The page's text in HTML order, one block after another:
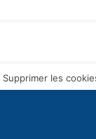
Supprimer les